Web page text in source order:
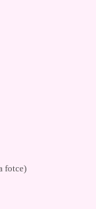
fotce)